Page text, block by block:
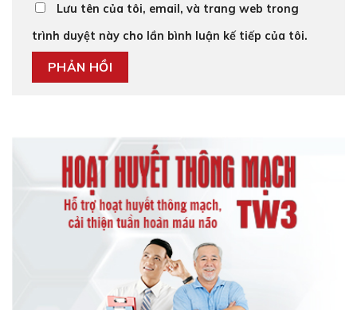
Lưu tên của tôi, email, và trang web trong
trình duyệt này cho lần bình luận kế tiếp của tôi.